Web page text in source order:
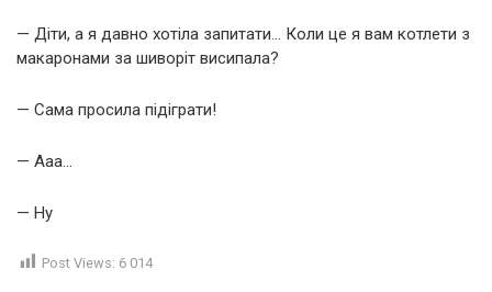
— Діти, а я давно хотіла запитати… Коли це я вам котлети з
макаронами за шиворіт висипала?
— Сама просила підіграти!
— Ааа…
— Ну
Post Views: 6 014